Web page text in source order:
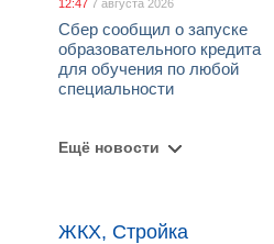
12:47 7 августа 2026
Сбер сообщил о запуске
образовательного кредита
для обучения по любой
специальности
Ещё новости
ЖКХ, Стройка